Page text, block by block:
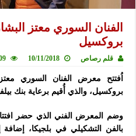
الفنان السوري معتز
بروكسيل
قلم رصاص 10/11/2018
309
اُفتتح معرض الفنان السوري
بروكسيل، والذي أُقيم برعاية بنك
وضم المعرض الفني الذي حضر